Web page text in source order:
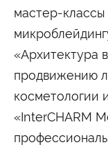
мастер-
«Архитектура
продвижению
косметологии
«InterCHARM